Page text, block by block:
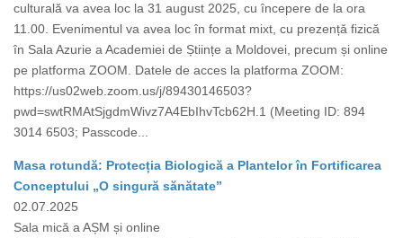
culturală va avea loc la 31 august 2025, cu începere de la ora
11.00. Evenimentul va avea loc în format mixt, cu prezență fizică
în Sala Azurie a Academiei de Științe a Moldovei, precum și online
pe platforma ZOOM. Datele de acces la platforma ZOOM:
https://us02web.zoom.us/j/89430146503?
pwd=swtRMAtSjgdmWivz7A4EbIhvTcb62H.1 (Meeting ID: 894
3014 6503; Passcode...
Masa rotundă: Protecția Biologică a Plantelor în Fortificarea
Conceptului „O singură sănătate”
02.07.2025
Sala mică a AȘM și online